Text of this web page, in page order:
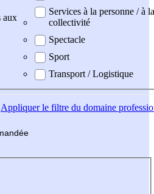
aux
Services à la personne / à la
collectivité
Spectacle
Sport
Transport / Logistique
Appliquerle filtre du domaine